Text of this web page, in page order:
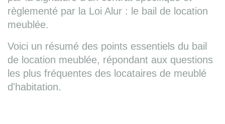
règlementé par la Loi Alur : le bail de location
meublée.
Voici un résumé des points essentiels du bail
de location meublée, répondant aux questions
les plus fréquentes des locataires de meublé
d'habitation.